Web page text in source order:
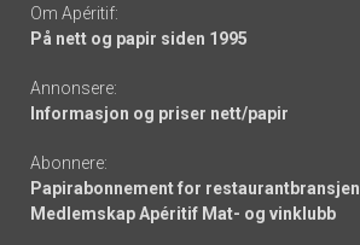
Om Apéritif:
På nett og papir siden 1995
Annonsere:
Informasjon og priser nett/papir
Abonnere:
Papirabonnement for restaurantbransjen
Medlemskap Apéritif Mat- og vinklubb